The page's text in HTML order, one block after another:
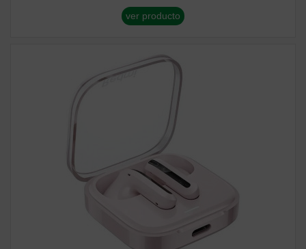
ver producto